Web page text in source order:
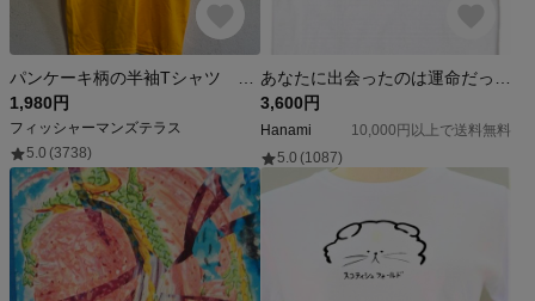
1,980円
フィッシャーマンズテラス
5.0 (3738)
3,600円
Hanami
10,000円以上で送料無料
5.0 (1087)